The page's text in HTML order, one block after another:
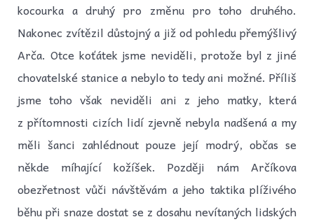
kocourka a druhý pro změnu pro toho druhého.
Nakonec zvítězil důstojný a již od pohledu přemýšlivý
Arča. Otce koťátek jsme neviděli, protože byl z jiné
chovatelské stanice a nebylo to tedy ani možné. Příliš
jsme toho však neviděli ani z jeho matky, která
z přítomnosti cizích lidí zjevně nebyla nadšená a my
měli šanci zahlédnout pouze její modrý, občas se
někde míhající kožíšek. Později nám Arčíkova
obezřetnost vůči návštěvám a jeho taktika plíživého
běhu při snaze dostat se z dosahu nevítaných lidských